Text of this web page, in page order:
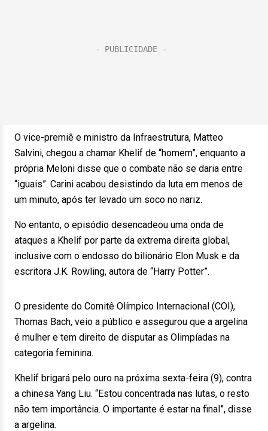
O vice-premiê e ministro da Infraestrutura, Matteo
Salvini, chegou a chamar Khelif de “homem”, enquanto a
própria Meloni disse que o combate não se daria entre
“iguais”. Carini acabou desistindo da luta em menos de
um minuto, após ter levado um soco no nariz.
No entanto, o episódio desencadeou uma onda de
ataques a Khelif por parte da extrema direita global,
inclusive com o endosso do bilionário Elon Musk e da
escritora J.K. Rowling, autora de “Harry Potter”.
O presidente do Comitê Olímpico Internacional (COI),
Thomas Bach, veio a público e assegurou que a argelina
é mulher e tem direito de disputar as Olimpíadas na
categoria feminina.
Khelif brigará pelo ouro na próxima sexta-feira (9), contra
a chinesa Yang Liu. “Estou concentrada nas lutas, o resto
não tem importância. O importante é estar na final”, disse
a argelina.